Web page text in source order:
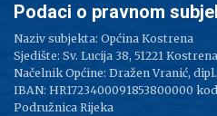
Podaci o pravnom
Naziv subjekta: Općina Kostrena
Sjedište: Sv. Lucija 38, 51221 Kostrena
Načelnik Općine: Dražen Vranić,
IBAN: HR1723400091853800000
Podružnica Rijeka